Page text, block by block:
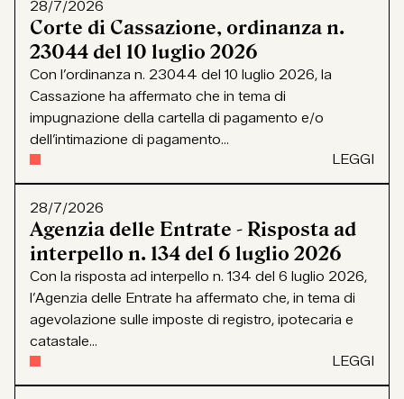
28/7/2026
Corte di Cassazione, ordinanza n.
23044 del 10 luglio 2026
Con l’ordinanza n. 23044 del 10 luglio 2026, la
Cassazione ha affermato che in tema di
impugnazione della cartella di pagamento e/o
dell’intimazione di pagamento...
LEGGI
28/7/2026
Agenzia delle Entrate - Risposta ad
interpello n. 134 del 6 luglio 2026
Con la risposta ad interpello n. 134 del 6 luglio 2026,
l’Agenzia delle Entrate ha affermato che, in tema di
agevolazione sulle imposte di registro, ipotecaria e
catastale...
LEGGI